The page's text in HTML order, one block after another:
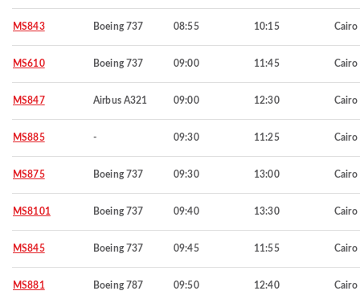
MS843 Boeing 737 08:55 10:15 Cairo
MS610 Boeing 737 09:00 11:45 Cairo
MS847 Airbus A321 09:00 12:30 Cairo
MS885 - 09:30 11:25 Cairo
MS875 Boeing 737 09:30 13:00 Cairo
MS8101 Boeing 737 09:40 13:30 Cairo
MS845 Boeing 737 09:45 11:55 Cairo
MS881 Boeing 787 09:50 12:40 Cairo